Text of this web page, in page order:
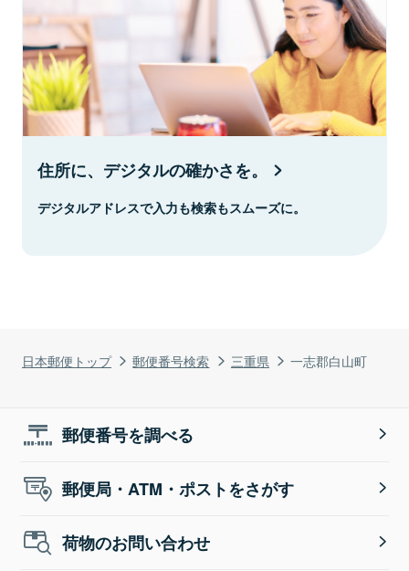
日本郵便トップ 郵便番号検索 三重県 一志郡白山町
住所に、デジタルの確かさを。
デジタルアドレスで入力も検索もスムーズに。
郵便番号を調べる
郵便局・ATM・ポストをさがす
荷物のお問い合わせ